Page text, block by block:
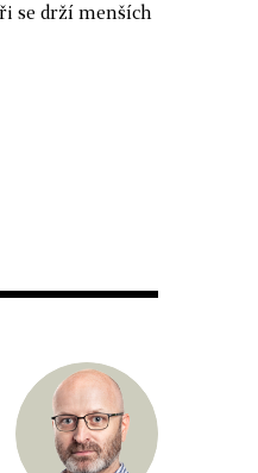
se drží menších